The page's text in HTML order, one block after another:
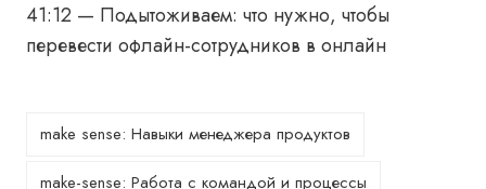
41:12 — Подытоживаем: что нужно, чтобы
перевести офлайн-сотрудников в онлайн
make sense: Навыки менеджера продуктов
make-sense: Работа с командой и процессы